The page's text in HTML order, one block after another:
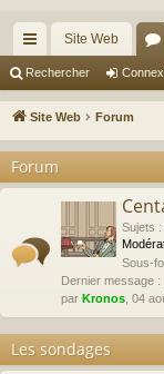
cc
ès
ra
pi
Site Web
or
u
m
Rechercher
Site Web Forum
Forum
Sujets :
Sous-
Dernier message :
par Kronos , 04
Les sondages